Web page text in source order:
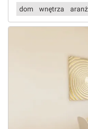
dom wnętrza